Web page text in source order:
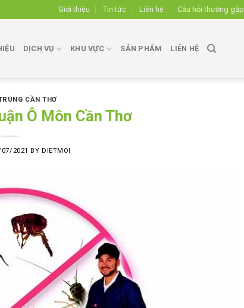
Giới thiệu Tin tức Liên hệ Câu hỏi thường gặp
DỊCH VỤ KHU VỰC SẢN PHẨM LIÊN HỆ
CẦN THƠ
Ô Môn Cần Thơ
2021 BYDIETMOI